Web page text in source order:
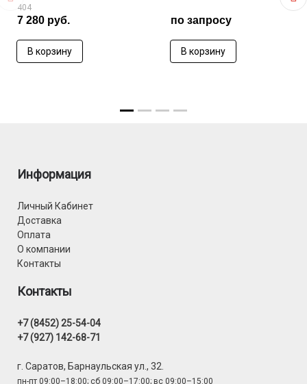
404
7 280 руб.
В корзину
по запросу
В корзину
Информация
Личный Кабинет
Доставка
Оплата
О компании
Контакты
Контакты
+7 (8452) 25-54-04
+7 (927) 142-68-71
г. Саратов, Барнаульская ул., 32.
пн-пт 09:00–18:00; сб 09:00–17:00; вс 09:00–15:00